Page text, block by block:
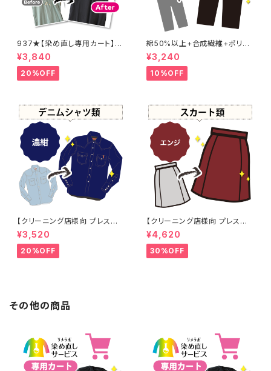
937★【染め直し専用カート】4
800円
¥3,840
20%OFF
綿50%以上+合成繊維+ポリウ
レタン 黒染め パンツ 【元色：
黒】 -染め直し[漆黒 - Black]4
01-0076
¥3,240
10%OFF
【クリーニング店様向 プレス加
工なし】綿100% 濃紺染め シャ
ツ 【元色：紺(Navy) - 色あせあ
り】 -染め直し[ネイビー - Nav
y]403-0116
¥3,520
20%OFF
【クリーニング店様向 プレス加
工なし】綿100% エンジ染め ス
カート 【元色：白 - 汚れあり】 -
染め直し[臙脂 - ワインレッド -
くすんだ深みのある赤]403-01
¥4,620
30%OFF
その他の商品